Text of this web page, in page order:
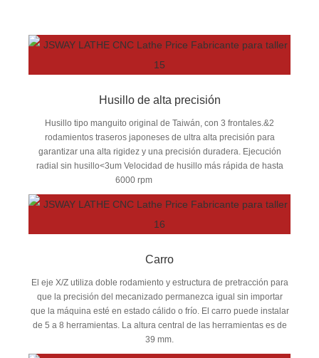
Husillo de alta precisión
Husillo tipo manguito original de Taiwán, con 3 frontales.&2
rodamientos traseros japoneses de ultra alta precisión para
garantizar una alta rigidez y una precisión duradera. Ejecución
radial sin husillo<3um Velocidad de husillo más rápida de hasta
6000 rpm
Carro
El eje X/Z utiliza doble rodamiento y estructura de pretracción para
que la precisión del mecanizado permanezca igual sin importar
que la máquina esté en estado cálido o frío. El carro puede instalar
de 5 a 8 herramientas. La altura central de las herramientas es de
39 mm.